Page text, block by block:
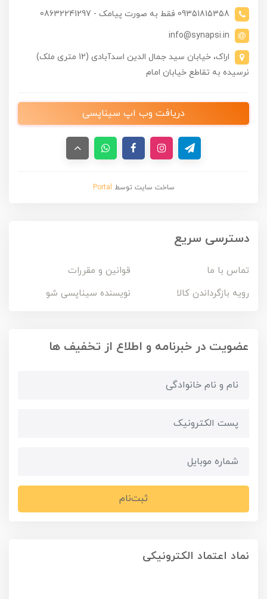
09351815358 فقط به صورت پیامک - 08632241297
info@synapsi.in
اراک، خیابان سید جمال الدین اسدآبادی (12 متری ملک)
نرسیده به تقاطع خیابان امام
دریافت وب اپ سیناپسی
ساخت سایت توسط Portal
دسترسی سریع
تماس با ما
قوانین و مقررات
رویه بازگرداندن کالا
نویسنده سیناپسی شو
عضویت در خبرنامه و اطلاع از تخفیف ها
ثبت‌نام
نماد اعتماد الکترونیکی